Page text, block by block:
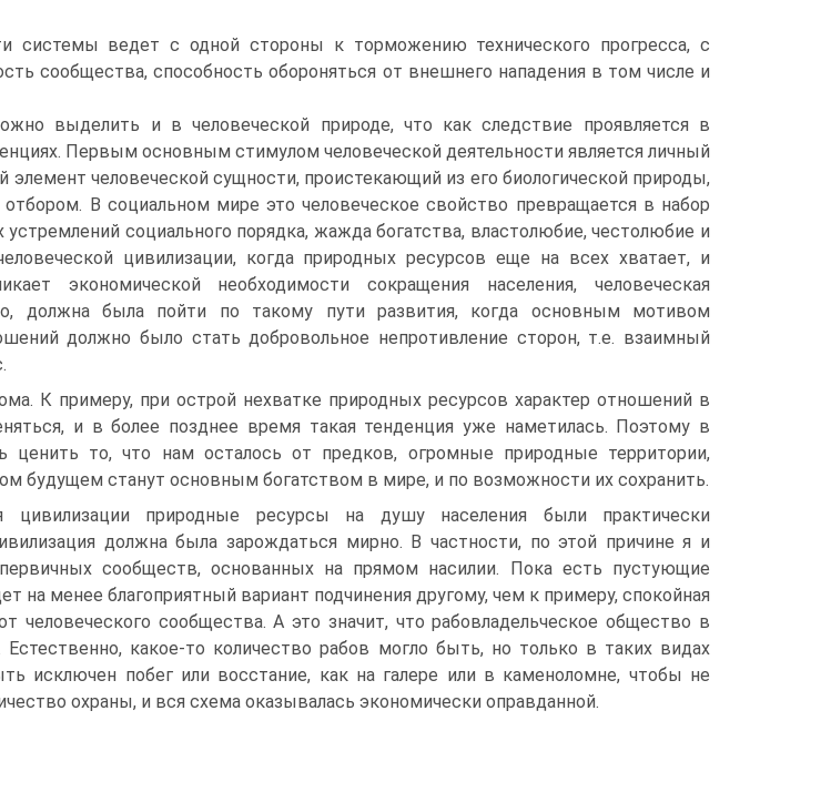
системы ведет с одной стороны к торможению технического прогресса, с
сообщества, способность обороняться от внешнего нападения в том числе и
выделить и в человеческой природе, что как следствие проявляется в
Первым основным стимулом человеческой деятельности является личный
человеческой сущности, проистекающий из его биологической природы,
В социальном мире это человеческое свойство превращается в набор
социального порядка, жажда богатства, властолюбие, честолюбие и
цивилизации, когда природных ресурсов еще на всех хватает, и
экономической необходимости сокращения населения, человеческая
должна была пойти по такому пути развития, когда основным мотивом
должно было стать добровольное непротивление сторон, т.е. взаимный
К примеру, при острой нехватке природных ресурсов характер отношений в
и в более позднее время такая тенденция уже наметилась. Поэтому в
ценить то, что нам осталось от предков, огромные природные территории,
будущем станут основным богатством в мире, и по возможности их сохранить.
цивилизации природные ресурсы на душу населения были практически
должна была зарождаться мирно. В частности, по этой причине я и
сообществ, основанных на прямом насилии. Пока есть пустующие
на менее благоприятный вариант подчинения другому, чем к примеру, спокойная
человеческого сообщества. А это значит, что рабовладельческое общество в
какое-то количество рабов могло быть, но только в таких видах
исключен побег или восстание, как на галере или в каменоломне, чтобы не
охраны, и вся схема оказывалась экономически оправданной.